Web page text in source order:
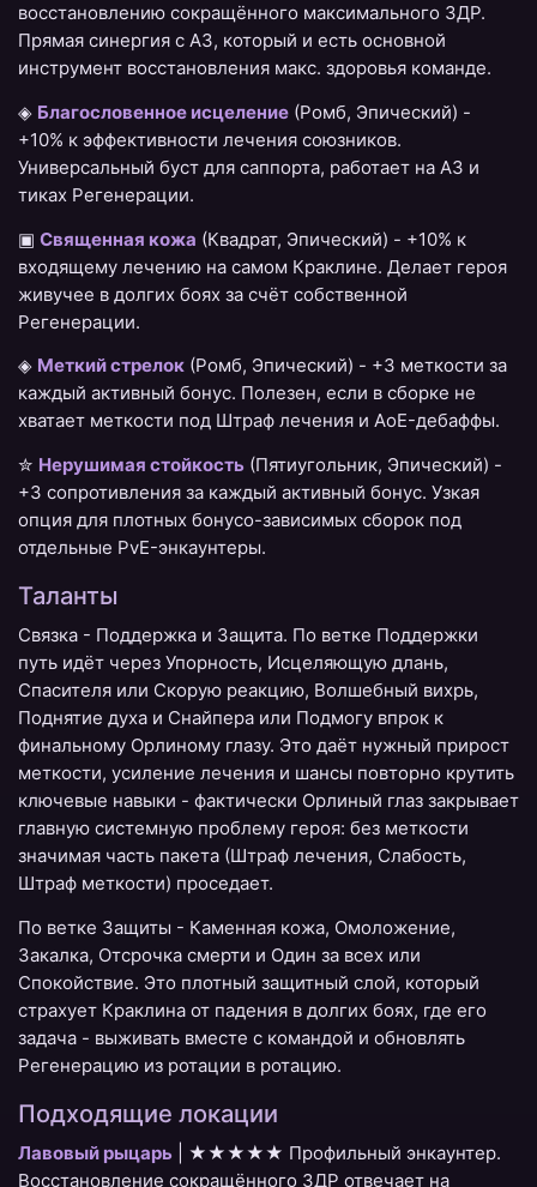
восстановлению сокращённого максимального ЗДР.
Прямая синергия с A3, который и есть основной
инструмент восстановления макс. здоровья команде.
◈ Благословенное исцеление (Ромб, Эпический) -
+10% к эффективности лечения союзников.
Универсальный буст для саппорта, работает на A3 и
тиках Регенерации.
▣ Священная кожа (Квадрат, Эпический) - +10% к
входящему лечению на самом Краклине. Делает героя
живучее в долгих боях за счёт собственной
Регенерации.
◈ Меткий стрелок (Ромб, Эпический) - +3 меткости за
каждый активный бонус. Полезен, если в сборке не
хватает меткости под Штраф лечения и AoE-дебаффы.
✮ Нерушимая стойкость (Пятиугольник, Эпический) -
+3 сопротивления за каждый активный бонус. Узкая
опция для плотных бонусо-зависимых сборок под
отдельные PvE-энкаунтеры.
Таланты
Связка - Поддержка и Защита. По ветке Поддержки
путь идёт через Упорность, Исцеляющую длань,
Спасителя или Скорую реакцию, Волшебный вихрь,
Поднятие духа и Снайпера или Подмогу впрок к
финальному Орлиному глазу. Это даёт нужный прирост
меткости, усиление лечения и шансы повторно крутить
ключевые навыки - фактически Орлиный глаз закрывает
главную системную проблему героя: без меткости
значимая часть пакета (Штраф лечения, Слабость,
Штраф меткости) проседает.
По ветке Защиты - Каменная кожа, Омоложение,
Закалка, Отсрочка смерти и Один за всех или
Спокойствие. Это плотный защитный слой, который
страхует Краклина от падения в долгих боях, где его
задача - выживать вместе с командой и обновлять
Регенерацию из ротации в ротацию.
Подходящие локации
Лавовый рыцарь | ★★★★★ Профильный энкаунтер.
Восстановление сокращённого ЗДР отвечает на